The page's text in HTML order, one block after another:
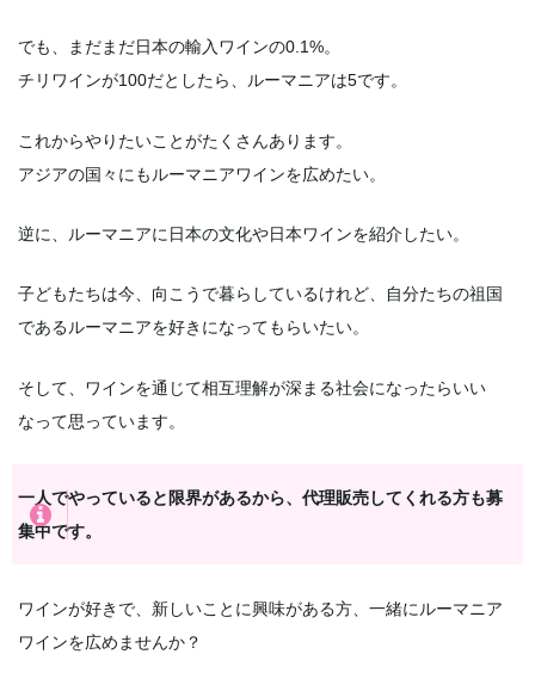
でも、まだまだ日本の輸入ワインの0.1%。
チリワインが100だとしたら、ルーマニアは5です。
これからやりたいことがたくさんあります。
アジアの国々にもルーマニアワインを広めたい。
逆に、ルーマニアに日本の文化や日本ワインを紹介したい。
子どもたちは今、向こうで暮らしているけれど、自分たちの祖国
であるルーマニアを好きになってもらいたい。
そして、ワインを通じて相互理解が深まる社会になったらいい
なって思っています。
一人でやっていると限界があるから、代理販売してくれる方も募
集中です。
ワインが好きで、新しいことに興味がある方、一緒にルーマニア
ワインを広めませんか？